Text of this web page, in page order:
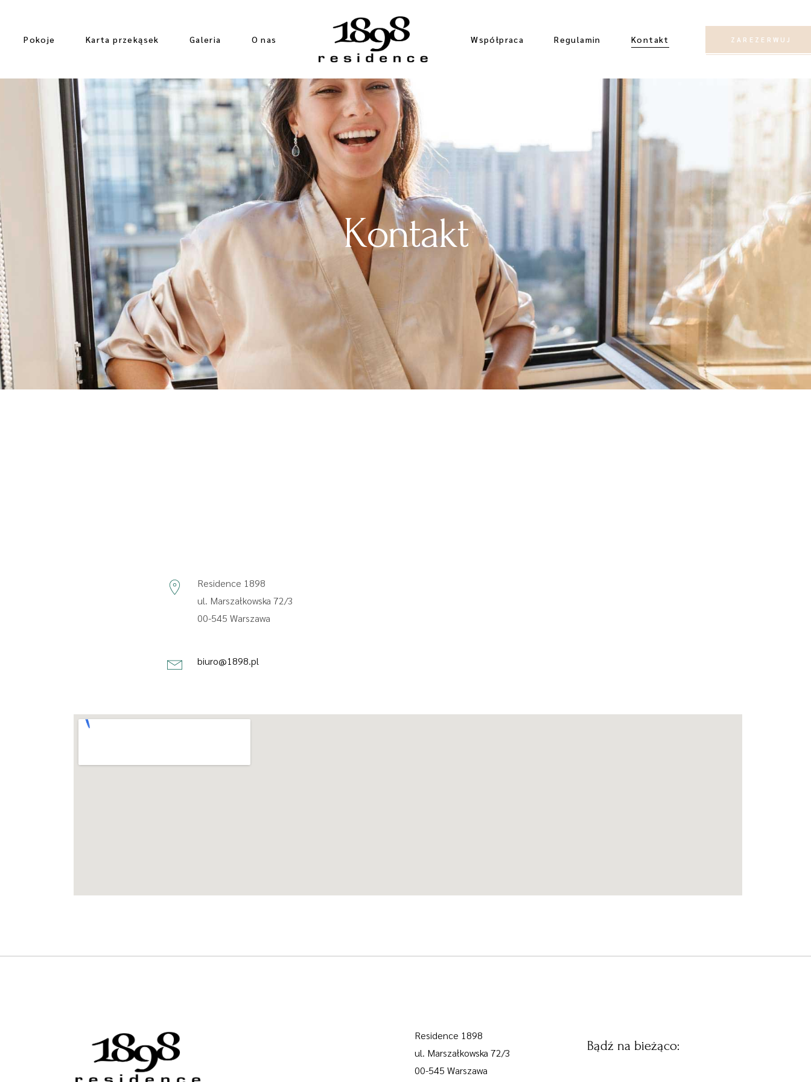
Pokoje Karta przekąsek Galeria O nas Współpraca
Współpraca z
Regulamin Kontakt ZAREZERWUJ
Kontakt
Residence 1898
ul. Marszałkowska 72/3
00-545 Warszawa
biuro@1898.pl
Residence 1898
ul. Marszałkowska 72/3
00-545 Warszawa
Bądź na bieżąco: